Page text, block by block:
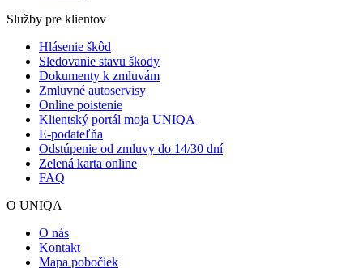
Služby pre klientov
Hlásenie škôd
Sledovanie stavu škody
Dokumenty k zmluvám
Zmluvné autoservisy
Online poistenie
Klientský portál moja UNIQA
E-podateľňa
Odstúpenie od zmluvy do 14/30 dní
Zelená karta online
FAQ
O UNIQA
O nás
Kontakt
Mapa pobočiek